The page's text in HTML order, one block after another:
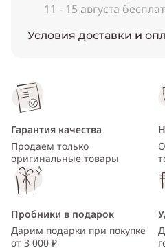
11 - 15 августа
Условия доставки и
Гарантия качества
Продаем только
оригинальные товары
Пробники в подарок
Дарим подарки при покупке
от 3 000 ₽